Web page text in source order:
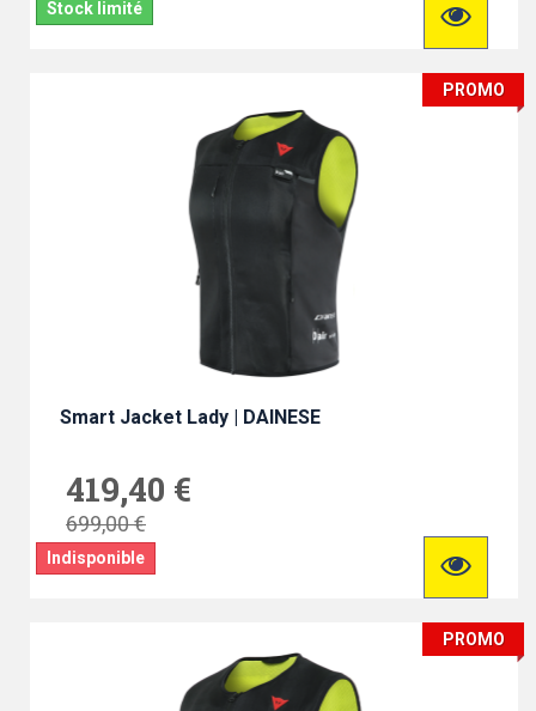
Stock limité
PROMO
Smart Jacket Lady | DAINESE
419,40 €
699,00 €
Indisponible
PROMO